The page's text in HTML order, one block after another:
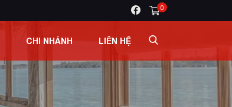
0
CHI NHÁNH LIÊN HỆ